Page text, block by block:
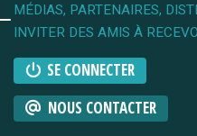
MÉDIAS, PARTENAIRES,
INVITER DES AMIS À
SE CONNECTER
NOUS CONTACTER